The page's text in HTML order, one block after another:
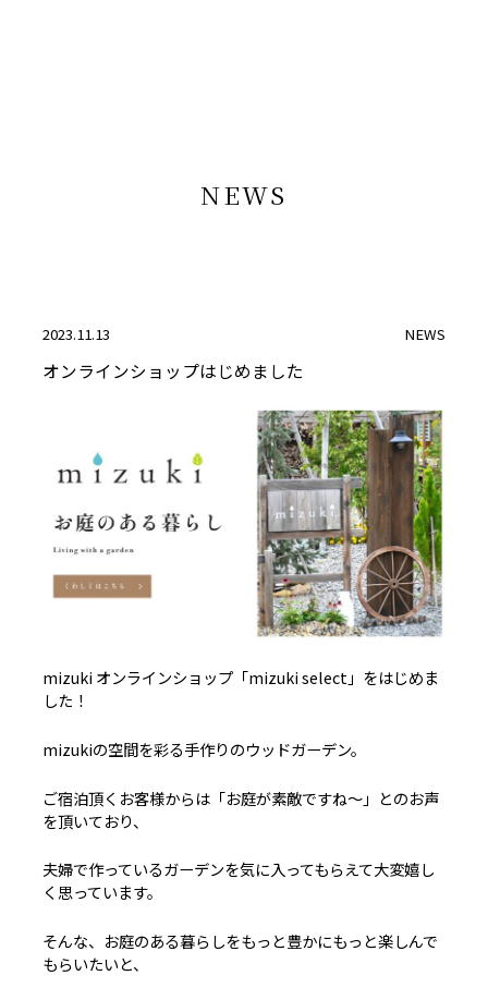
NEWS
2023.11.13 NEWS
オンラインショップはじめました
mizuki オンラインショップ「mizuki select」をはじめま
した！
mizukiの空間を彩る手作りのウッドガーデン。
ご宿泊頂くお客様からは「お庭が素敵ですね～」とのお声
を頂いており、
夫婦で作っているガーデンを気に入ってもらえて大変嬉し
く思っています。
そんな、お庭のある暮らしをもっと豊かにもっと楽しんで
もらいたいと、